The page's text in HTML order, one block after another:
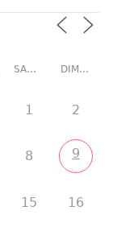
SAMEDI DIMANCHE
1 2
8 9
15 16